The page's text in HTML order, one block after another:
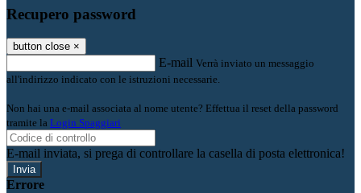
Recupero password
button close ×
E-mail Verrà inviato un messaggio
all'indirizzo indicato con le istruzioni necessarie.
Non hai una e-mail associata al nome utente? Effettua il reset della password
tramite la Login Spaggiari
E-mail inviata, si prega di controllare la casella di posta elettronica!
Errore